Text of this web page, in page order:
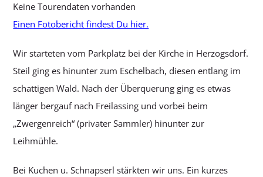
Keine Tourendaten vorhanden
Einen Fotobericht findest Du hier.
Wir starteten vom Parkplatz bei der Kirche in Herzogsdorf.
Steil ging es hinunter zum Eschelbach, diesen entlang im
schattigen Wald. Nach der Überquerung ging es etwas
länger bergauf nach Freilassing und vorbei beim
„Zwergenreich“ (privater Sammler) hinunter zur
Leihmühle.
Bei Kuchen u. Schnapserl stärkten wir uns. Ein kurzes